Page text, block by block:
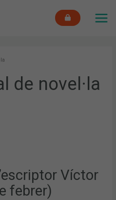
de novel·la
Víctor
febrer)